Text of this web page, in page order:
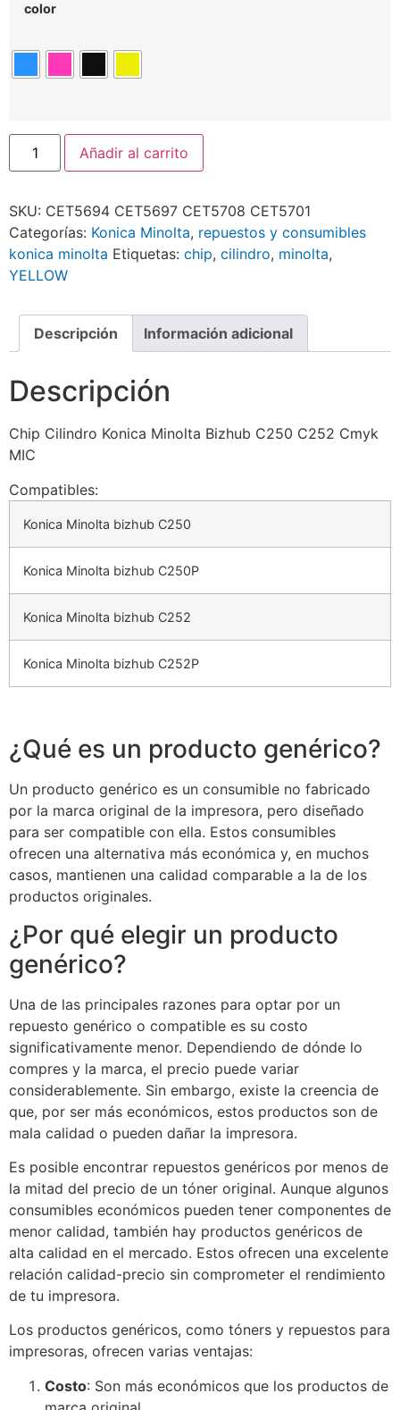
color
Añadir al carrito
SKU: CET5694 CET5697 CET5708 CET5701
Categorías: Konica Minolta, repuestos y consumibles
konica minolta Etiquetas: chip, cilindro, minolta,
YELLOW
Descripción Información adicional
Descripción
Chip Cilindro Konica Minolta Bizhub C250 C252 Cmyk
MIC
Compatibles:
Konica Minolta bizhub C250
Konica Minolta bizhub C250P
Konica Minolta bizhub C252
Konica Minolta bizhub C252P
¿Qué es un producto genérico?
Un producto genérico es un consumible no fabricado
por la marca original de la impresora, pero diseñado
para ser compatible con ella. Estos consumibles
ofrecen una alternativa más económica y, en muchos
casos, mantienen una calidad comparable a la de los
productos originales.
¿Por qué elegir un producto
genérico?
Una de las principales razones para optar por un
repuesto genérico o compatible es su costo
significativamente menor. Dependiendo de dónde lo
compres y la marca, el precio puede variar
considerablemente. Sin embargo, existe la creencia de
que, por ser más económicos, estos productos son de
mala calidad o pueden dañar la impresora.
Es posible encontrar repuestos genéricos por menos de
la mitad del precio de un tóner original. Aunque algunos
consumibles económicos pueden tener componentes de
menor calidad, también hay productos genéricos de
alta calidad en el mercado. Estos ofrecen una excelente
relación calidad-precio sin comprometer el rendimiento
de tu impresora.
Los productos genéricos, como tóners y repuestos para
impresoras, ofrecen varias ventajas:
Costo: Son más económicos que los productos de